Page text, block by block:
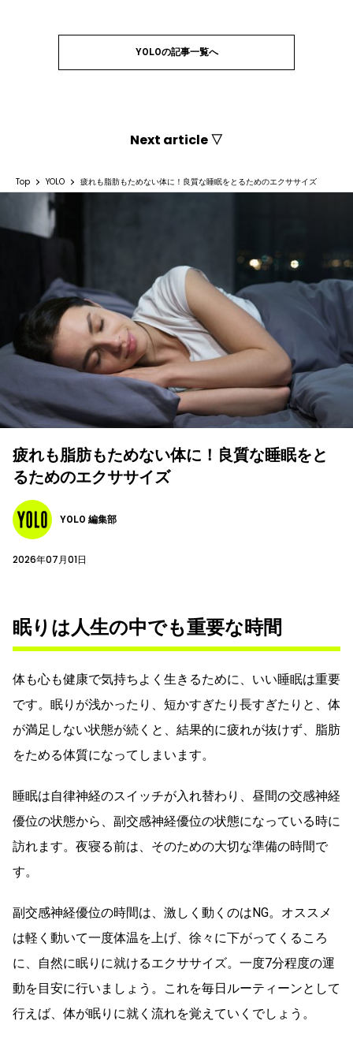
YOLOの記事一覧へ
Next article ▽
Top YOLO 疲れも脂肪もためない体に！良質な睡眠をとるためのエクササイズ
疲れも脂肪もためない体に！良質な睡眠をと
るためのエクササイズ
YOLO 編集部
2026年07月01日
眠りは人生の中でも重要な時間
体も心も健康で気持ちよく生きるために、いい睡眠は重要
です。眠りが浅かったり、短かすぎたり長すぎたりと、体
が満足しない状態が続くと、結果的に疲れが抜けず、脂肪
をためる体質になってしまいます。
睡眠は自律神経のスイッチが入れ替わり、昼間の交感神経
優位の状態から、副交感神経優位の状態になっている時に
訪れます。夜寝る前は、そのための大切な準備の時間で
す。
副交感神経優位の時間は、激しく動くのはNG。オススメ
は軽く動いて一度体温を上げ、徐々に下がってくるころ
に、自然に眠りに就けるエクササイズ。一度7分程度の運
動を目安に行いましょう。これを毎日ルーティーンとして
行えば、体が眠りに就く流れを覚えていくでしょう。